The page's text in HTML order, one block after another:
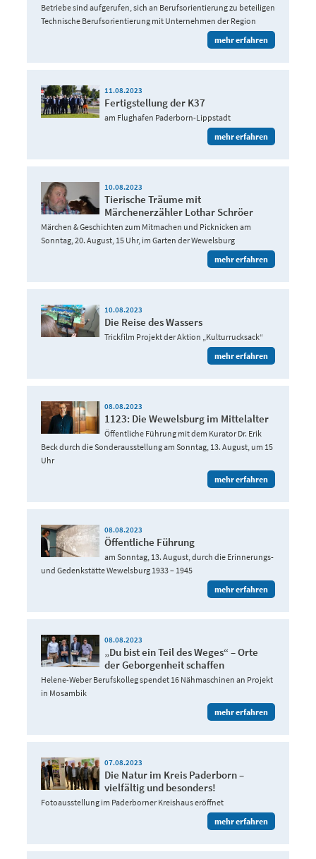
Betriebe sind aufgerufen, sich an Berufsorientierung zu beteiligen
Technische Berufsorientierung mit Unternehmen der Region
mehr erfahren
11.08.2023
Fertigstellung der K37
am Flughafen Paderborn-Lippstadt
mehr erfahren
10.08.2023
Tierische Träume mit
Märchenerzähler Lothar Schröer
Märchen & Geschichten zum Mitmachen und Picknicken am
Sonntag, 20. August, 15 Uhr, im Garten der Wewelsburg
mehr erfahren
10.08.2023
Die Reise des Wassers
Trickfilm Projekt der Aktion „Kulturrucksack“
mehr erfahren
08.08.2023
1123: Die Wewelsburg im Mittelalter
Öffentliche Führung mit dem Kurator Dr. Erik
Beck durch die Sonderausstellung am Sonntag, 13. August, um 15
Uhr
mehr erfahren
08.08.2023
Öffentliche Führung
am Sonntag, 13. August, durch die Erinnerungs-
und Gedenkstätte Wewelsburg 1933 – 1945
mehr erfahren
08.08.2023
„Du bist ein Teil des Weges“ – Orte
der Geborgenheit schaffen
Helene-Weber Berufskolleg spendet 16 Nähmaschinen an Projekt
in Mosambik
mehr erfahren
07.08.2023
Die Natur im Kreis Paderborn –
vielfältig und besonders!
Fotoausstellung im Paderborner Kreishaus eröffnet
mehr erfahren